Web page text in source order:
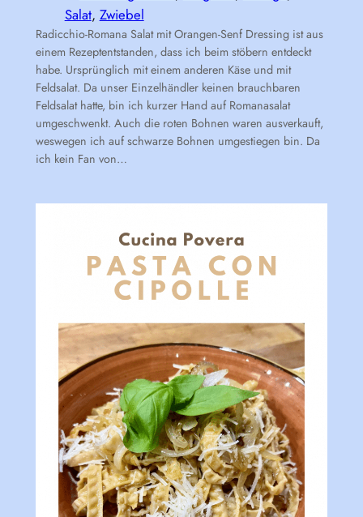
Salat, Zwiebel
Radicchio-Romana Salat mit Orangen-Senf Dressing ist aus
einem Rezeptentstanden, dass ich beim stöbern entdeckt
habe. Ursprünglich mit einem anderen Käse und mit
Feldsalat. Da unser Einzelhändler keinen brauchbaren
Feldsalat hatte, bin ich kurzer Hand auf Romanasalat
umgeschwenkt. Auch die roten Bohnen waren ausverkauft,
weswegen ich auf schwarze Bohnen umgestiegen bin. Da
ich kein Fan von…